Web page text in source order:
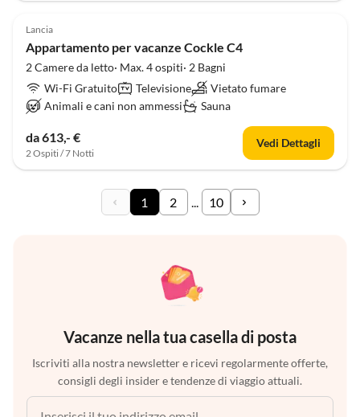
Lancia
Appartamento per vacanze Cockle C4
2 Camere da letto· Max. 4 ospiti· 2 Bagni
Wi-Fi Gratuito
Televisione
Vietato fumare
Animali e cani non ammessi
Sauna
da 613,- €
2 Ospiti / 7 Notti
Vedi Dettagli
1 2 ... 10
Vacanze nella tua casella di posta
Iscriviti alla nostra newsletter e ricevi regolarmente offerte,
consigli degli insider e tendenze di viaggio attuali.